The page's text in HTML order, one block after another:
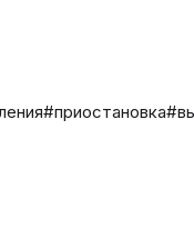
#приостановка